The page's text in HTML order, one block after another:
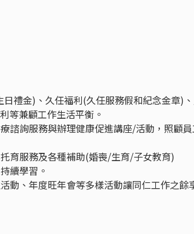
禮金)、久任福利(久任服務假和紀念金章)
等兼顧工作生活平衡。
諮詢服務與辦理健康促進講座/活動，照顧
育服務及各種補助(婚喪/生育/子女教育)
續學習。
動、年度旺年會等多樣活動讓同仁工作之餘